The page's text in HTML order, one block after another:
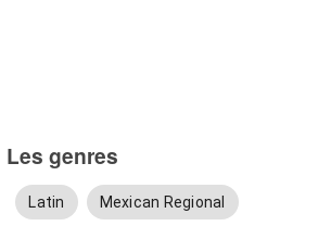
Les genres
Latin Mexican Regional